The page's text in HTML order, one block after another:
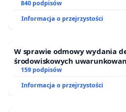
spanking confirmed by analysis
research. ScienceDaily.
liczą 2017 Raport o
rozwoju dzieci w Polsce w:
content/uploads/2017/07/fdds-
840 podpisów
Informacja o przejrzystości
W sprawie odmowy wydania
środowiskowych
zakładu wytwarzania
Puszczy Knyszyńskiej
159 podpisów
Informacja o przejrzystości